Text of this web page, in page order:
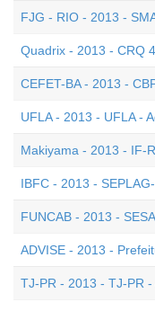
FJG - RIO - 2013 -
Quadrix - 2013 - CRQ
CEFET-BA - 2013 -
UFLA - 2013 - UFLA -
Makiyama - 2013 - IF-
IBFC - 2013 -
FUNCAB - 2013 -
ADVISE - 2013 -
TJ-PR - 2013 - TJ-PR